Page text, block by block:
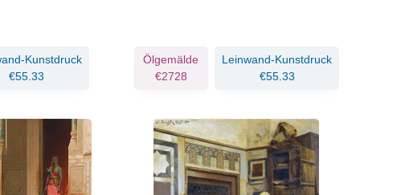
Kunstdruck
€55.33
Ölgemälde
€2728
Leinwand-Kunstdruck
€55.33